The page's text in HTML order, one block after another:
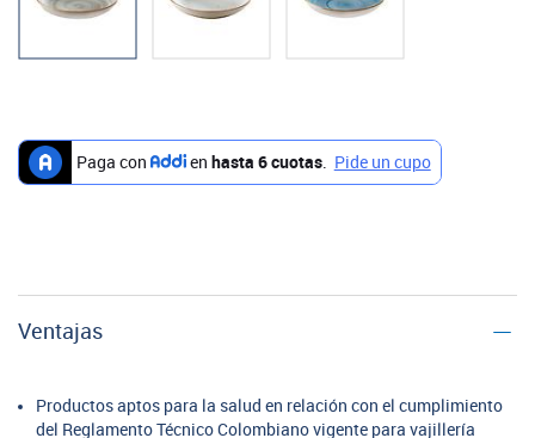
Ventajas
Productos aptos para la salud en relación con el cumplimiento
del Reglamento Técnico Colombiano vigente para vajillería